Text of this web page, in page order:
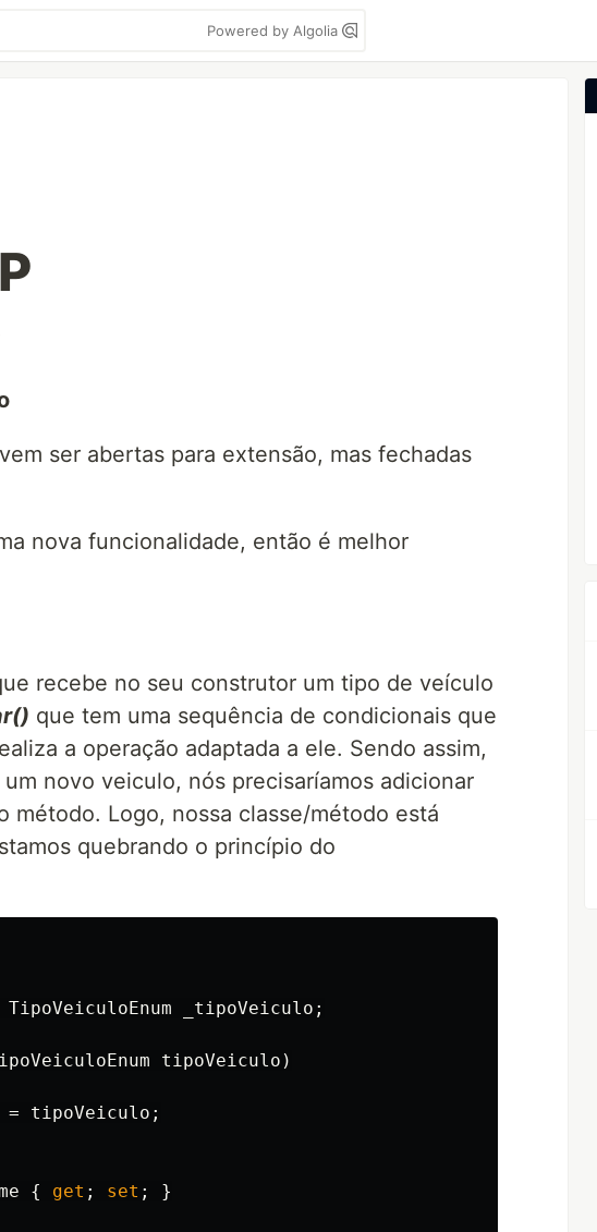
Powered by Algolia
ser abertas para extensão, mas fechadas
nova funcionalidade, então é melhor
recebe no seu construtor um tipo de veículo
que tem uma sequência de condicionais que
a operação adaptada a ele. Sendo assim,
novo veiculo, nós precisaríamos adicionar
método. Logo, nossa classe/método está
quebrando o princípio do
TipoVeiculoEnum _tipoVeiculo ;
tipoVeiculo )
= tipoVeiculo ;
{ get ; set ; }